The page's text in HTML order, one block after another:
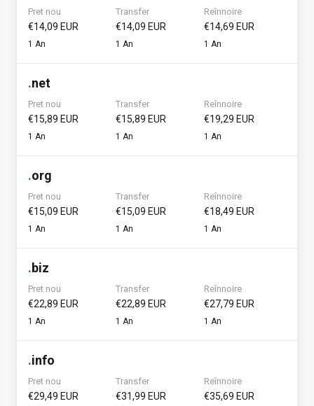
Pret nou
€14,09 EUR
1 An
Transfer
€14,09 EUR
1 An
Reînnoire
€14,69 EUR
1 An
.net
Pret nou
€15,89 EUR
1 An
Transfer
€15,89 EUR
1 An
Reînnoire
€19,29 EUR
1 An
.org
Pret nou
€15,09 EUR
1 An
Transfer
€15,09 EUR
1 An
Reînnoire
€18,49 EUR
1 An
.biz
Pret nou
€22,89 EUR
1 An
Transfer
€22,89 EUR
1 An
Reînnoire
€27,79 EUR
1 An
.info
Pret nou
€29,49 EUR
Transfer
€31,99 EUR
Reînnoire
€35,69 EUR